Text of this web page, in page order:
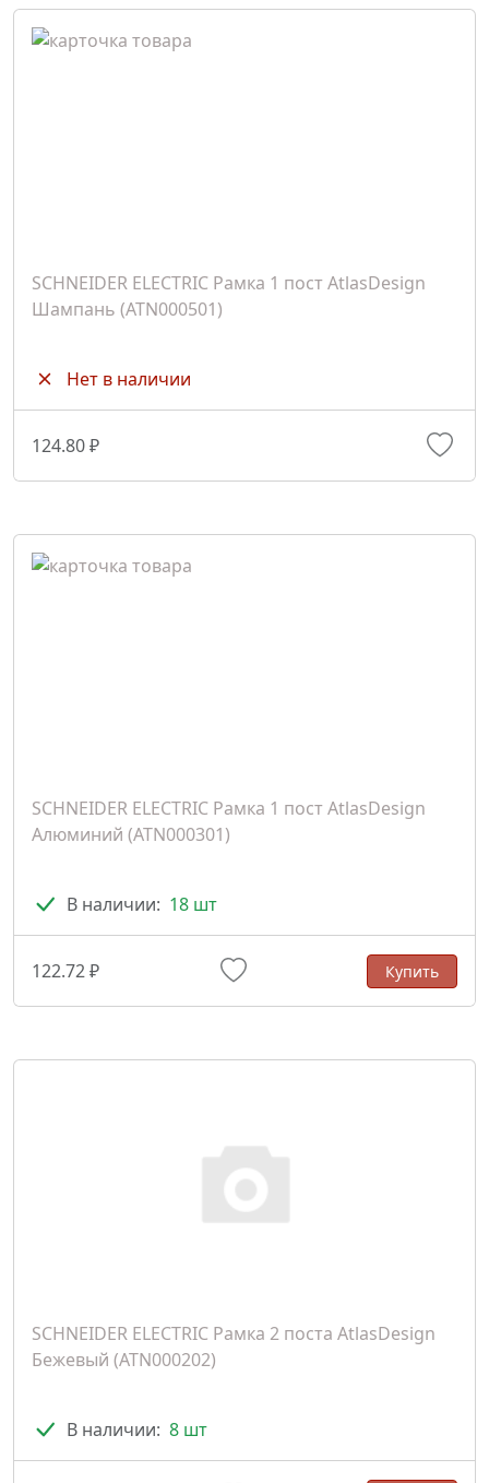
SCHNEIDER ELECTRIC Рамка 1 пост AtlasDesign
Шампань (ATN000501)
Нет в наличии
124.80 ₽
SCHNEIDER ELECTRIC Рамка 1 пост AtlasDesign
Алюминий (ATN000301)
В наличии: 18 шт
122.72 ₽ Купить
SCHNEIDER ELECTRIC Рамка 2 поста AtlasDesign
Бежевый (ATN000202)
В наличии: 8 шт